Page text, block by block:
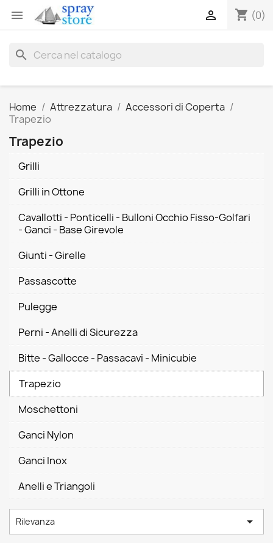
 shopping_cart (0)

search
Home Attrezzatura
Accessori di Coperta
Trapezio
Trapezio
Grilli
Grilli in Ottone
Cavallotti - Ponticelli - Bulloni Occhio Fisso-Golfari
- Ganci - Base Girevole
Giunti - Girelle
Passascotte
Pulegge
Perni - Anelli di Sicurezza
Bitte - Gallocce - Passacavi - Minicubie
Trapezio
Moschettoni
Ganci Nylon
Ganci Inox
Anelli e Triangoli
Rilevanza 